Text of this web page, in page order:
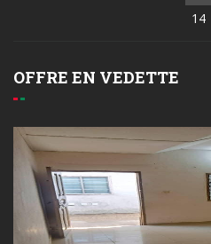
14
OFFRE EN VEDETTE